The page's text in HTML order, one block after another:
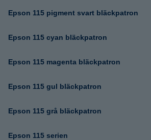
Epson 115 pigment svart bläckpatron
Epson 115 cyan bläckpatron
Epson 115 magenta bläckpatron
Epson 115 gul bläckpatron
Epson 115 grå bläckpatron
Epson 115 serien